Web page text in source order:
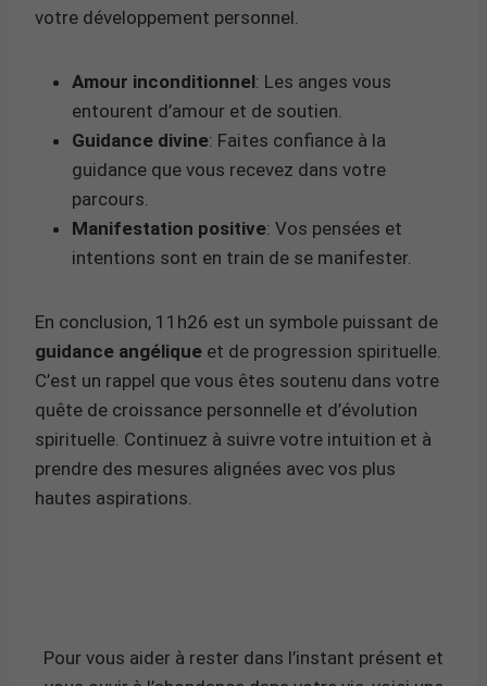
votre développement personnel.
Amour inconditionnel: Les anges vous
entourent d’amour et de soutien.
Guidance divine: Faites confiance à la
guidance que vous recevez dans votre
parcours.
Manifestation positive: Vos pensées et
intentions sont en train de se manifester.
En conclusion, 11h26 est un symbole puissant de
guidance angélique et de progression spirituelle.
C’est un rappel que vous êtes soutenu dans votre
quête de croissance personnelle et d’évolution
spirituelle. Continuez à suivre votre intuition et à
prendre des mesures alignées avec vos plus
hautes aspirations.
Pour vous aider à rester dans l’instant présent et